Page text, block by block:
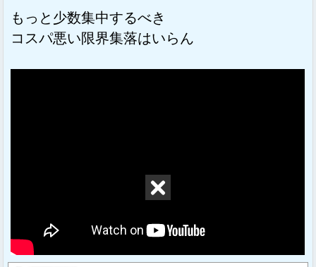
もっと少数集中するべき
コスパ悪い限界集落はいらん